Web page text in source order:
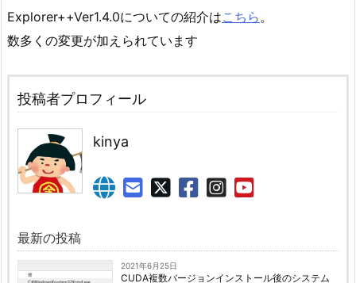
Explorer++Ver1.4.0についての紹介はこちら 。
数多くの変更が加えられています
投稿者プロフィール
kinya
最新の投稿
2021年6月25日
CUDA複数バージョンインストール後のシステム